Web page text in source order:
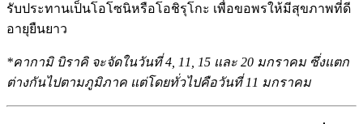
รับประทานเป็นโอโซนิหรือโอชิรุโกะ เพื่อขอพรให้มีสุขภาพที่ดี
อายุยืนยาว
*คากามิ บิราคิ จะจัดในวันที่ 4, 11, 15 และ 20 มกราคม ซึ่งแตก
ต่างกันไปตามภูมิภาค แต่โดยทั่วไปคือวันที่ 11 มกราคม